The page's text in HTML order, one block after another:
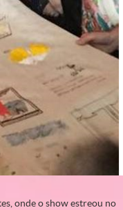
onde o show estreou no